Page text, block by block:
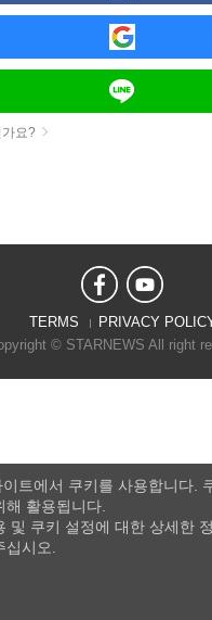
가요?
TERMS
PRIVACY
© STARNEWS All right
이트에서 쿠키를 사용합니다.
활용됩니다.
및 쿠키 설정에 대한 상세한
시오.